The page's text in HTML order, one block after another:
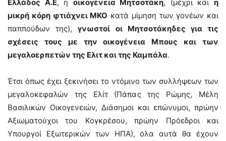
Ελλάδος Α.Ε, η οικογένεια Μητσοτάκη, (μέχρι καιη
μικρή κόρη φτιάχνει ΜΚΟ κατά μίμηση των γονέων και
παππούδων της),γνωστοί οι Μητσοτάκηδες για τις
σχέσεις τους με την οικογένεια Μπους και των
μεγαλοερπετών της Ελιτ και της Καμπάλα.
Έτσι όπως έχει ξεκινήσει το ντόμινο των συλλήψεων των
μεγαλοκεφαλών της Ελίτ (Πάπας της Ρώμης, Μέλη
Βασιλικών Οικογενειών, Διάσημοι και επώνυμοι, πρώην
Αξιωματούχοι του Κογκρέσου, πρώην Πρόεδροι και
Υπουργοί Εξωτερικών των ΗΠΑ), όλα αυτά θα έχουν